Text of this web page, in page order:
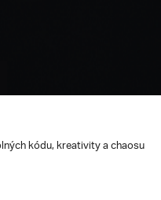
kódu, kreativity a chaosu